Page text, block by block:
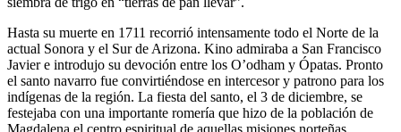
Hasta su muerte en 1711 recorrió intensamente todo el Norte de la
actual Sonora y el Sur de Arizona. Kino admiraba a San Francisco
Javier e introdujo su devoción entre los O’odham y Ópatas. Pronto
el santo navarro fue convirtiéndose en intercesor y patrono para los
indígenas de la región. La fiesta del santo, el 3 de diciembre, se
festejaba con una importante romería que hizo de la población de
Magdalena el centro espiritual de aquellas misiones norteñas.